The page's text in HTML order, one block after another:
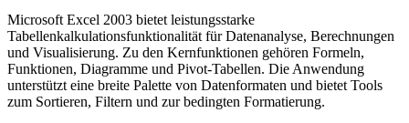
Microsoft Excel 2003 bietet leistungsstarke
Tabellenkalkulationsfunktionalität für Datenanalyse, Berechnungen
und Visualisierung. Zu den Kernfunktionen gehören Formeln,
Funktionen, Diagramme und Pivot-Tabellen. Die Anwendung
unterstützt eine breite Palette von Datenformaten und bietet Tools
zum Sortieren, Filtern und zur bedingten Formatierung.